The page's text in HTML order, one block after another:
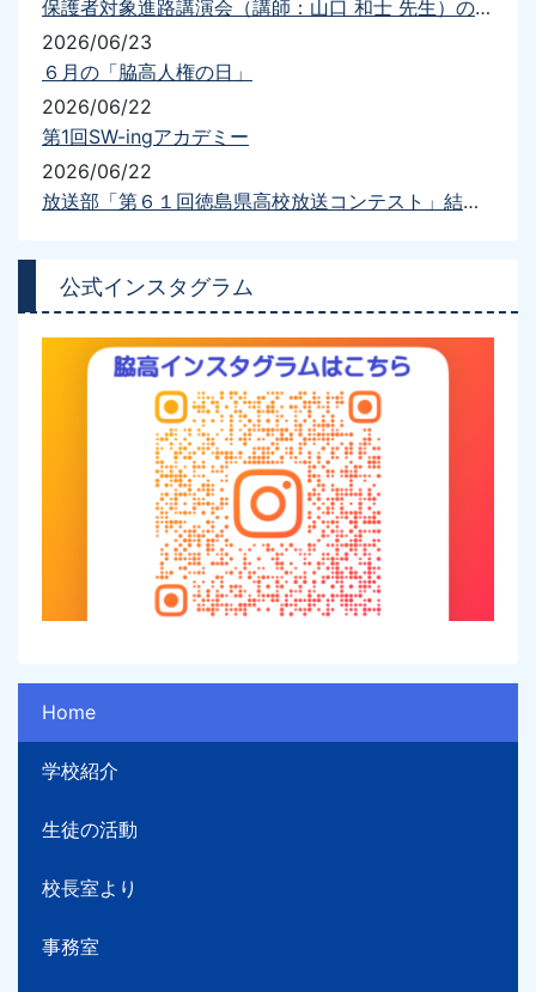
公式インスタグラム
Home
学校紹介
生徒の活動
校長室より
事務室
保護者対象進路講演会（講師：山口 和士 先生）の開催について
2026/06/23
６月の「脇高人権の日」
2026/06/22
第1回SW-ingアカデミー
2026/06/22
放送部「第６１回徳島県高校放送コンテスト」結果報告